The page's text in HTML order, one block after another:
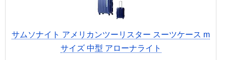
サムソナイト アメリカンツーリスター スーツケース m
サイズ 中型 アローナライト